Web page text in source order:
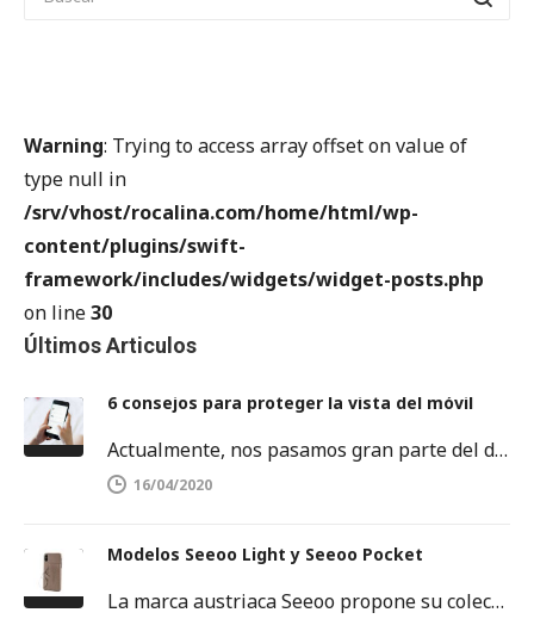
Warning: Trying to access array offset on value of
type null in
/srv/vhost/rocalina.com/home/html/wp-
content/plugins/swift-
framework/includes/widgets/widget-posts.php
on line30
Últimos Articulos
6 consejos para proteger la vista del móvil
Actualmente, nos pasamos gran parte del día delante de una pantalla. Sobre todo, frente a la pantalla del móvil o…
16/04/2020
Modelos Seeoo Light y Seeoo Pocket
La marca austriaca Seeoo propone su colección de binóculos ligeros, disponibles tanto para hombres como para mujeres. SEEOO Light para…